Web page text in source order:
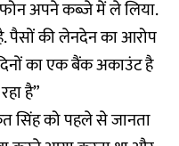
फोन अपने कब्जे में ले लिया.
पैसों की लेनदेन का आरोप
का एक बैंक अकाउंट है
है”
सिंह को पहले से जानता